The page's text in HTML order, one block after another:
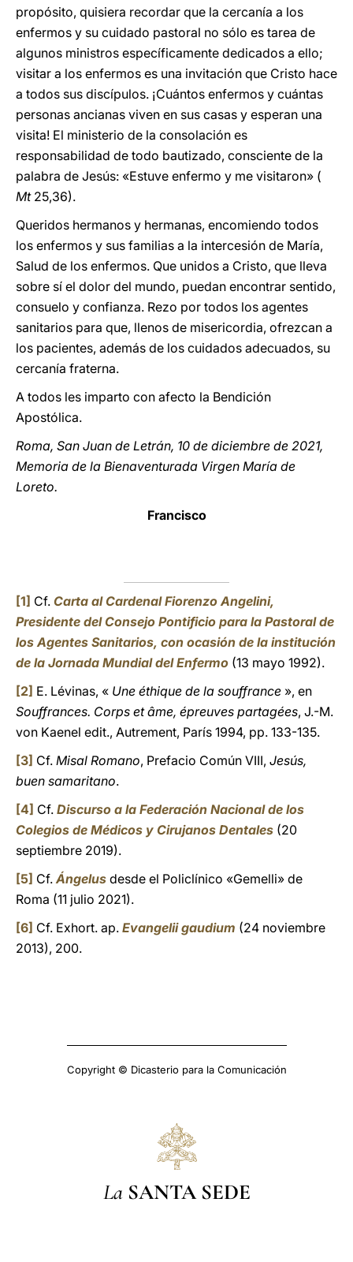
propósito, quisiera recordar que la cercanía a los
enfermos y su cuidado pastoral no sólo es tarea de
algunos ministros específicamente dedicados a ello;
visitar a los enfermos es una invitación que Cristo hace
a todos sus discípulos. ¡Cuántos enfermos y cuántas
personas ancianas viven en sus casas y esperan una
visita! El ministerio de la consolación es
responsabilidad de todo bautizado, consciente de la
palabra de Jesús: «Estuve enfermo y me visitaron» (
Mt25,36).
Queridos hermanos y hermanas, encomiendo todos
los enfermos y sus familias a la intercesión de María,
Salud de los enfermos. Que unidos a Cristo, que lleva
sobre sí el dolor del mundo, puedan encontrar sentido,
consuelo y confianza. Rezo por todos los agentes
sanitarios para que, llenos de misericordia, ofrezcan a
los pacientes, además de los cuidados adecuados, su
cercanía fraterna.
A todos les imparto con afecto la Bendición
Apostólica.
Roma, San Juan de Letrán, 10 de diciembre de 2021,
Memoria de la Bienaventurada Virgen María de
Loreto.
Francisco
[1] Cf. Carta al Cardenal Fiorenzo Angelini,
Presidente del Consejo Pontificio para la Pastoral de
los Agentes Sanitarios, con ocasión de la institución
de la Jornada Mundial del Enfermo (13 mayo 1992).
[2] E. Lévinas, « Une éthique de la souffrance », en
Souffrances. Corps et âme, épreuves partagées, J.-M.
von Kaenel edit., Autrement, París 1994, pp. 133-135.
[3] Cf. Misal Romano, Prefacio Común VIII, Jesús,
buen samaritano.
[4] Cf. Discurso a la Federación Nacional de los
Colegios de Médicos y Cirujanos Dentales (20
septiembre 2019).
[5] Cf.Ángelus desde el Policlínico «Gemelli» de
Roma (11 julio 2021).
[6] Cf. Exhort. ap. Evangelii gaudium (24 noviembre
2013), 200.
Copyright © Dicasterio para la Comunicación
La SANTA SEDE